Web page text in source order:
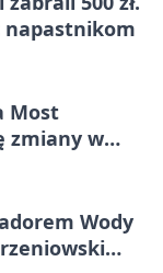
napastnikom
Most
zmiany w
Wody